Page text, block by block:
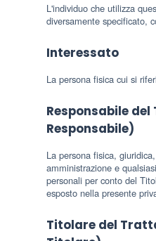
L'individuo che utilizza
diversamente specificato,
Interessato
La persona fisica cui si
Responsabile
Responsabile)
La persona fisica,
amministrazione e
personali per conto del
esposto nella presente
Titolare del